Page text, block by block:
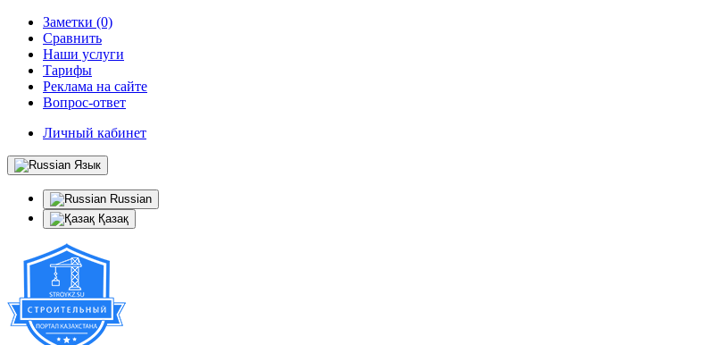
Заметки (0)
Сравнить
Наши услуги
Тарифы
Реклама на сайте
Вопрос-ответ
Личный кабинет
Язык
Russian
Қазақ